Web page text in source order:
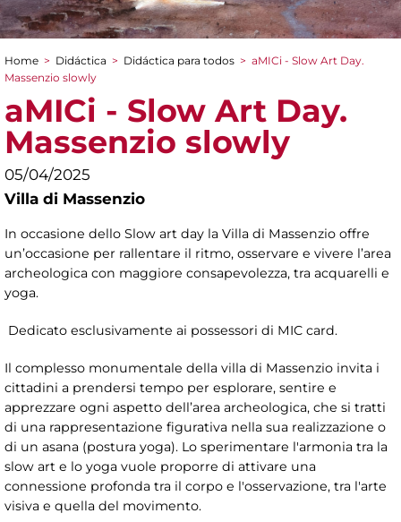
You are here
Home > Didáctica > Didáctica para todos > aMICi - Slow Art Day.
Massenzio slowly
aMICi - Slow Art Day.
Massenzio slowly
05/04/2025
Villa di Massenzio
In occasione dello Slow art day la Villa di Massenzio offre
un’occasione per rallentare il ritmo, osservare e vivere l’area
archeologica con maggiore consapevolezza, tra acquarelli e
yoga.
Dedicato esclusivamente ai possessori di MIC card.
Il complesso monumentale della villa di Massenzio invita i
cittadini a prendersi tempo per esplorare, sentire e
apprezzare ogni aspetto dell’area archeologica, che si tratti
di una rappresentazione figurativa nella sua realizzazione o
di un asana (postura yoga). Lo sperimentare l'armonia tra la
slow art e lo yoga vuole proporre di attivare una
connessione profonda tra il corpo e l'osservazione, tra l'arte
visiva e quella del movimento.